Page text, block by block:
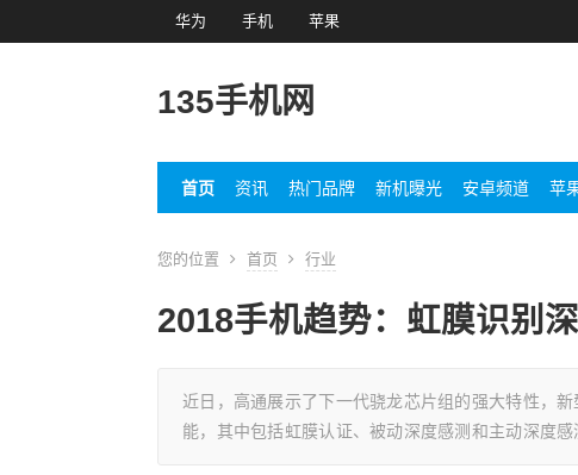
华为 手机 苹果
135手机网
首页 资讯 热门品牌 新机曝光 安卓频道 苹
您的位置 首页 行业
2018手机趋势：虹膜识别
近日，高通展示了下一代骁龙芯片组的强大特性，
能，其中包括虹膜认证、被动深度感测和主动深度